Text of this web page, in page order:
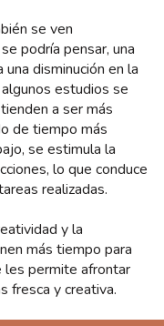
se ven
podría pensar, una
disminución en la
estudios se
a ser más
de tiempo más
se estimula la
lo que conduce
realizadas.
y la
más tiempo para
les permite afrontar
fresca y creativa.